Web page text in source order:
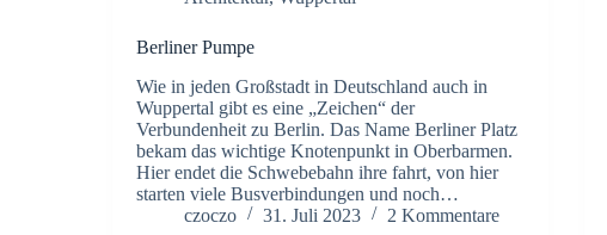
Berliner Pumpe
Wie in jeden Großstadt in Deutschland auch in
Wuppertal gibt es eine „Zeichen“ der
Verbundenheit zu Berlin. Das Name Berliner Platz
bekam das wichtige Knotenpunkt in Oberbarmen.
Hier endet die Schwebebahn ihre fahrt, von hier
starten viele Busverbindungen und noch…
czoczo
31. Juli 2023 2 Kommentare